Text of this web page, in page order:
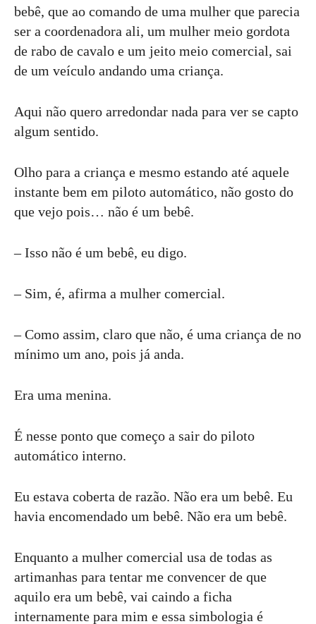
bebê, que ao comando de uma mulher que parecia
ser a coordenadora ali, um mulher meio gordota
de rabo de cavalo e um jeito meio comercial, sai
de um veículo andando uma criança.
Aqui não quero arredondar nada para ver se capto
algum sentido.
Olho para a criança e mesmo estando até aquele
instante bem em piloto automático, não gosto do
que vejo pois… não é um bebê.
– Isso não é um bebê, eu digo.
– Sim, é, afirma a mulher comercial.
– Como assim, claro que não, é uma criança de no
mínimo um ano, pois já anda.
Era uma menina.
É nesse ponto que começo a sair do piloto
automático interno.
Eu estava coberta de razão. Não era um bebê. Eu
havia encomendado um bebê. Não era um bebê.
Enquanto a mulher comercial usa de todas as
artimanhas para tentar me convencer de que
aquilo era um bebê, vai caindo a ficha
internamente para mim e essa simbologia é